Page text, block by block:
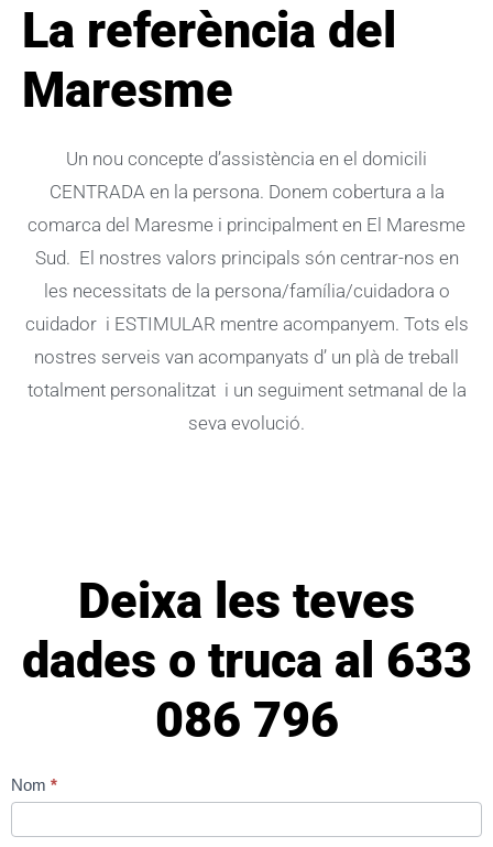
La referència del
Maresme
Un nou concepte d’assistència en el domicili
CENTRADA en la persona. Donem cobertura a la
comarca del Maresme i principalment en El Maresme
Sud. El nostres valors principals són centrar-nos en
les necessitats de la persona/família/cuidadora o
cuidador i ESTIMULAR mentre acompanyem. Tots els
nostres serveis van acompanyats d’ un plà de treball
totalment personalitzat i un seguiment setmanal de la
seva evolució.
Deixa les teves
dades o truca al 633
086 796
Contacte
general
CAT
Nom *